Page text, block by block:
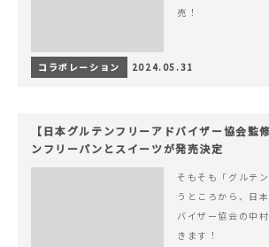
売！
コラボレーション 2024.05.31
【日本グルテンフリーアドバイザー協会監
ンフリーパンとスイーツが発売決定
そもそも「グルテ
うところから、日
バイザー協会の中
きます！